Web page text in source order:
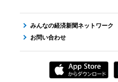
みんなの経済新聞ネットワーク
お問い合わせ